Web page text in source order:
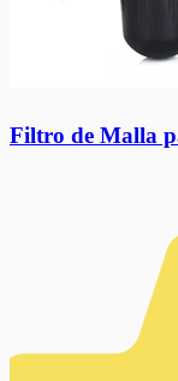
Filtro de Malla